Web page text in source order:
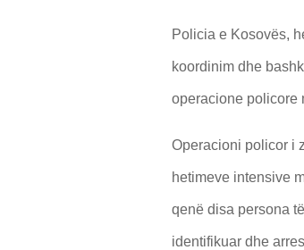
Policia e Kosovës,
koordinim dhe
operacione policore
Operacioni policor i
hetimeve intensive
qenë disa persona
identifikuar dhe